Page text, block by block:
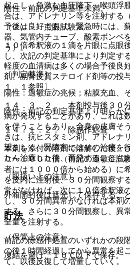
起こし、急激な血圧降下、喉頭浮
合は、アドレナリン等を注射する
予後は良好であり、緊急時には、
器、気管内チューブ、酸素ボンベ
う）。
軽度の血清病は多くの場合予後良
剤、副腎皮質ステロイド剤等の投
１．１参照〕。
１４．３．２． 本剤投与後３０
病が発現することがあり、これは
を伴うこともあり、全身の皮膚そ
きは、抗ヒスタミン剤、アドレナ
望ましく、腎障害にはその治療を
たん治癒した後、再発することも
（取扱い上の注意）
外箱開封後は遮光して保存するこ
貯法
（保管上の注意）
凍結を避け、１０℃以下で保存。
陰性：前記の判定基準未満。
（２）． 点眼試験法
１０倍希釈液の１滴を片眼に点眼
し、次記の判定基準により判定する
［判定基準］
陽性：過敏症の兆候；粘膜充血、
陰性：前記の判定基準より明らか
１４．１．２． 除感作処置
本剤を添付の溶剤で溶解した後、
０〜１０００倍（前記の過敏症試
者には１０００倍から始める）に
を皮内に注射後、３０分間観察す
常がなければ、次に１０倍希釈液
し、３０分間異常がなければ本剤
する。さらに３０分間観察し、異
全量を注射する。
前記の除感作処置のいずれかの段
の後１時間経過してから異常を起
て、以後反復して増量していく。